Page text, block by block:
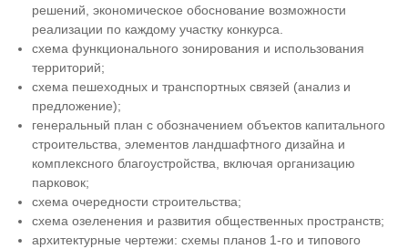
решений, экономическое обоснование возможности
реализации по каждому участку конкурса.
схема функционального зонирования и использования
территорий;
схема пешеходных и транспортных связей (анализ и
предложение);
генеральный план с обозначением объектов капитального
строительства, элементов ландшафтного дизайна и
комплексного благоустройства, включая организацию
парковок;
схема очередности строительства;
схема озеленения и развития общественных пространств;
архитектурные чертежи: схемы планов 1-го и типового